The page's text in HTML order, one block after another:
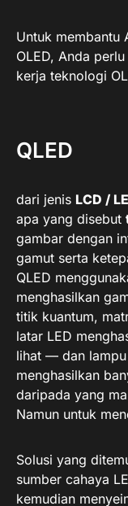
Untuk membantu
OLED, Anda
kerja teknologi
QLED
dari jenis LCD /
apa yang disebut
gambar dengan
gamut serta
QLED
menghasilkan
titik kuantum,
latar LED
lihat — dan
menghasilkan
daripada yang
Namun untuk
Solusi yang
sumber cahaya
kemudian